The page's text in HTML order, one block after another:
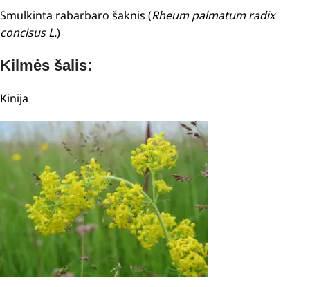
Smulkinta rabarbaro šaknis (Rheum palmatum radix
concisus L.)
Kilmės šalis:
Kinija